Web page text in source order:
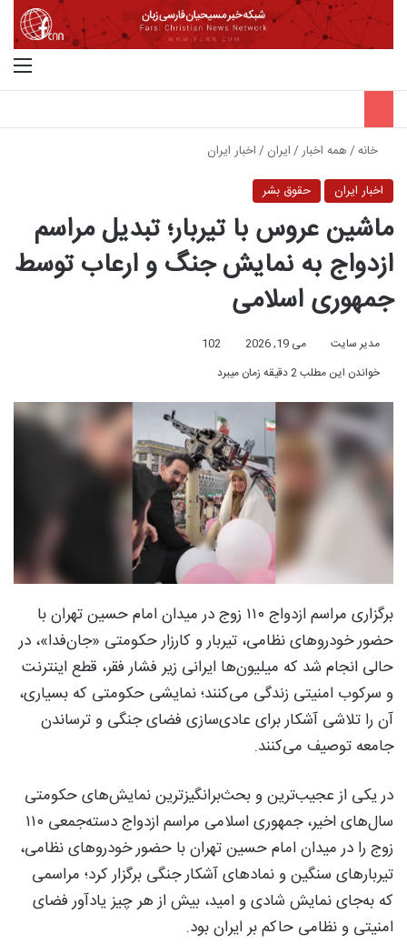
خانه/همه اخبار/ایران /اخبار ایران
اخبار ایران
حقوق بشر
ماشین عروس با تیربار؛ تبدیل مراسم
ازدواج به نمایش جنگ و ارعاب توسط
جمهوری اسلامی
مدیر سایت می 19, 2026
102
خواندن این مطلب 2 دقیقه زمان میبرد
برگزاری مراسم ازدواج ۱۱۰ زوج در میدان امام حسین تهران با
حضور خودروهای نظامی، تیربار و کارزار حکومتی «جان‌فدا»، در
حالی انجام شد که میلیون‌ها ایرانی زیر فشار فقر، قطع اینترنت
و سرکوب امنیتی زندگی می‌کنند؛ نمایشی حکومتی که بسیاری،
آن را تلاشی آشکار برای عادی‌سازی فضای جنگی و ترساندن
جامعه توصیف می‌کنند.
در یکی از عجیب‌ترین و بحث‌برانگیزترین نمایش‌های حکومتی
سال‌های اخیر، جمهوری اسلامی مراسم ازدواج دسته‌جمعی ۱۱۰
زوج را در میدان امام حسین تهران با حضور خودروهای نظامی،
تیربارهای سنگین و نمادهای آشکار جنگی برگزار کرد؛ مراسمی
که به‌جای نمایش شادی و امید، بیش از هر چیز یادآور فضای
امنیتی و نظامی حاکم بر ایران بود.